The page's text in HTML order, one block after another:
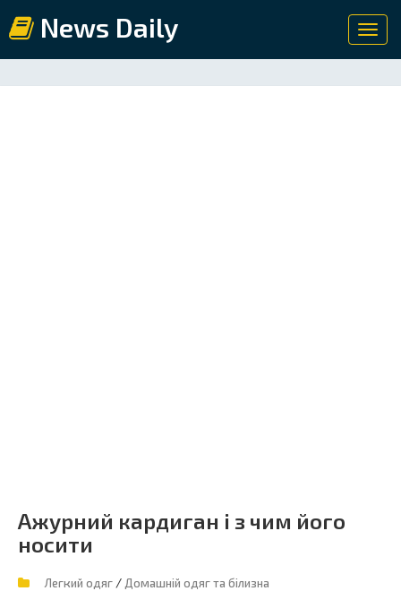
News Daily
Ажурний кардиган і з чим його
носити
Легкий одяг / Домашній одяг та білизна